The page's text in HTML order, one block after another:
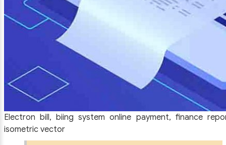
Electron bill, biing system online payment, finance
isometric vector